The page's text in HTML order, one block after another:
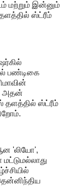
மற்றும் இன்னும்
ஸ்ட்ரீம்
பண்டிகை
அதன்
தளத்தில் ஸ்ட்ரீம்
'லியோ',